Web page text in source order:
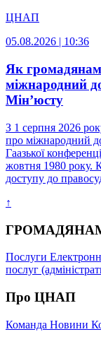
ЦНАП
05.08.2026 | 10:36
Як громадянам
міжнародний
Мін’юсту
З 1 серпня 2026
про міжнародний
Гаазької
жовтня 1980 року.
доступу до
↑
Послуги
послуг
Про ЦНАП
Команда Новини